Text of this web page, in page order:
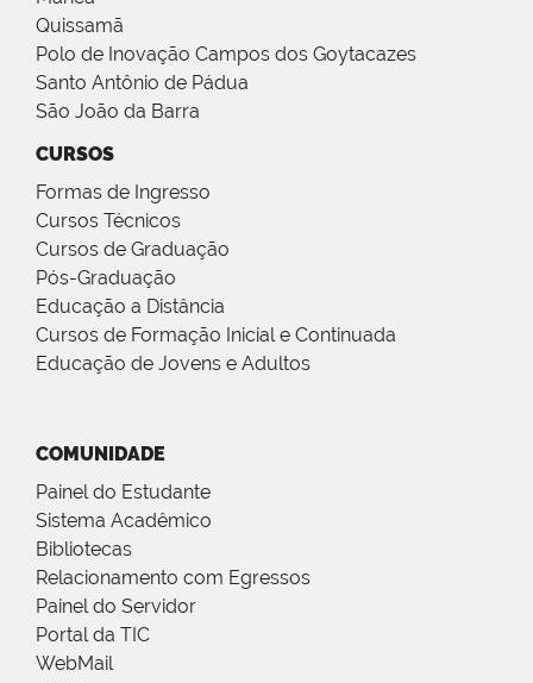
Quissamã
Polo de Inovação Campos dos Goytacazes
Santo Antônio de Pádua
São João da Barra
CURSOS
Formas de Ingresso
Cursos Técnicos
Cursos de Graduação
Pós-Graduação
Educação a Distância
Cursos de Formação Inicial e Continuada
Educação de Jovens e Adultos
COMUNIDADE
Painel do Estudante
Sistema Acadêmico
Bibliotecas
Relacionamento com Egressos
Painel do Servidor
Portal da TIC
WebMail